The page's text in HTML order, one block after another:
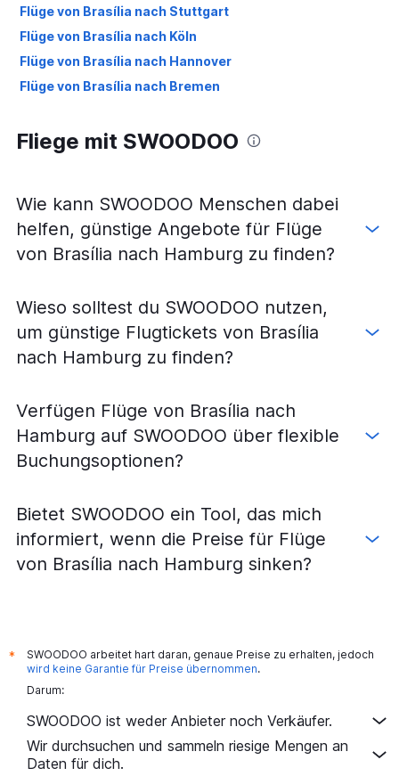
Flüge von Brasília nach Stuttgart
Flüge von Brasília nach Köln
Flüge von Brasília nach Hannover
Flüge von Brasília nach Bremen
Fliege mit SWOODOO
Wie kann SWOODOO Menschen dabei
helfen, günstige Angebote für Flüge
von Brasília nach Hamburg zu finden?
Wieso solltest du SWOODOO nutzen,
um günstige Flugtickets von Brasília
nach Hamburg zu finden?
Verfügen Flüge von Brasília nach
Hamburg auf SWOODOO über flexible
Buchungsoptionen?
Bietet SWOODOO ein Tool, das mich
informiert, wenn die Preise für Flüge
von Brasília nach Hamburg sinken?
*
SWOODOO arbeitet hart daran, genaue Preise zu erhalten, jedoch
wird keine Garantie für Preise übernommen.
Darum:
SWOODOO ist weder Anbieter noch Verkäufer.
Wir durchsuchen und sammeln riesige Mengen an
Daten für dich.